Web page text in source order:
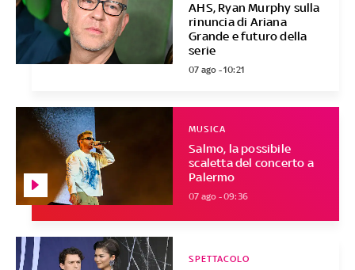
AHS, Ryan Murphy sulla
rinuncia di Ariana
Grande e futuro della
serie
07 ago - 10:21
Salmo, la possibile
scaletta del concerto a
Palermo
MUSICA
07 ago - 09:36
SPETTACOLO